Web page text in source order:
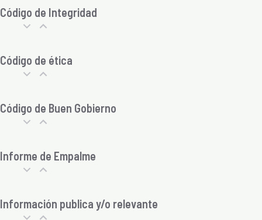
Código de Integridad
Código de ética
Código de Buen Gobierno
Informe de Empalme
Información publica y/o relevante